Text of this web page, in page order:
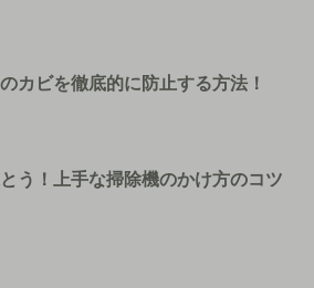
カビを徹底的に防止する方法！
う！上手な掃除機のかけ方のコツ